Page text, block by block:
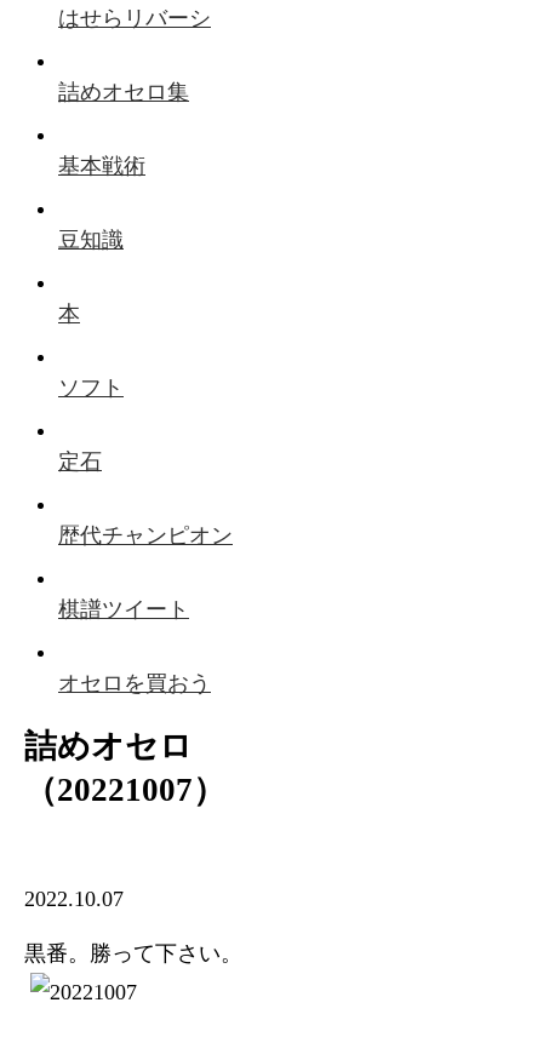
はせらリバーシ
詰めオセロ集
基本戦術
豆知識
本
ソフト
定石
歴代チャンピオン
棋譜ツイート
オセロを買おう
詰めオセロ
（20221007）
2022.10.07
黒番。勝って下さい。